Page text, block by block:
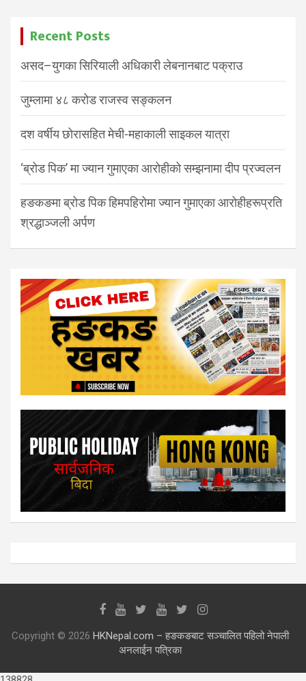
Recent Posts
असद–युगका सिरियाली अधिकारी लेबनानबाट पक्राउ
जुम्लामा ४८ करोड राजस्व सङ्कलन
दश वर्षीय छोरासहित मेची-महाकाली साइकल यात्रा
‘ब्रोड पिक’ मा ज्यान गुमाएका आरोहीको सम्झनामा दीप प्रज्वलन
हङकङमा ब्रोड पिक हिमपहिरोमा ज्यान गुमाएका आरोहीहरूप्रति
श्रद्धाञ्जली अर्पण
Copyright © 2026 HKNepal.com – हङकङबाट सञ्चालित पहिलो नेपाली
अनलाईन पत्रिका